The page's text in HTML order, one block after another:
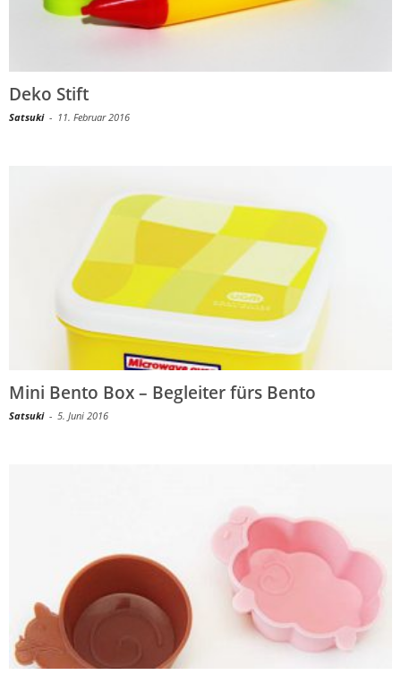
Deko Stift
Satsuki - 11. Februar 2016
Mini Bento Box – Begleiter fürs Bento
Satsuki - 5. Juni 2016